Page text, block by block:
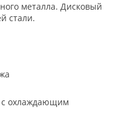
металла. Дисковый
стали.
с охлаждающим